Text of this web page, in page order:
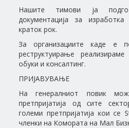
Нашите тимови ја
документација за
краток рок.
За организациите каде е
реструктуирање
обуки и консалтинг.
ПРИЈАВУВАЊЕ
На генералниот повик
претпријатија од сите
големи претпријатија кои се
членки на Комората на Мал